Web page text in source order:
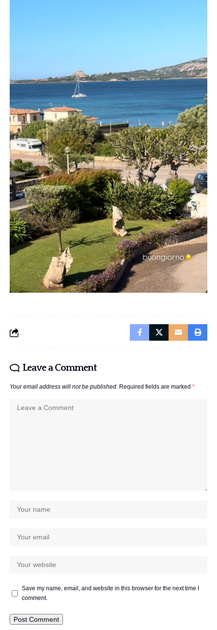
Leave a Comment
Your email address will not be published. Required fields are marked *
Save my name, email, and website in this browser for the next time I
comment.